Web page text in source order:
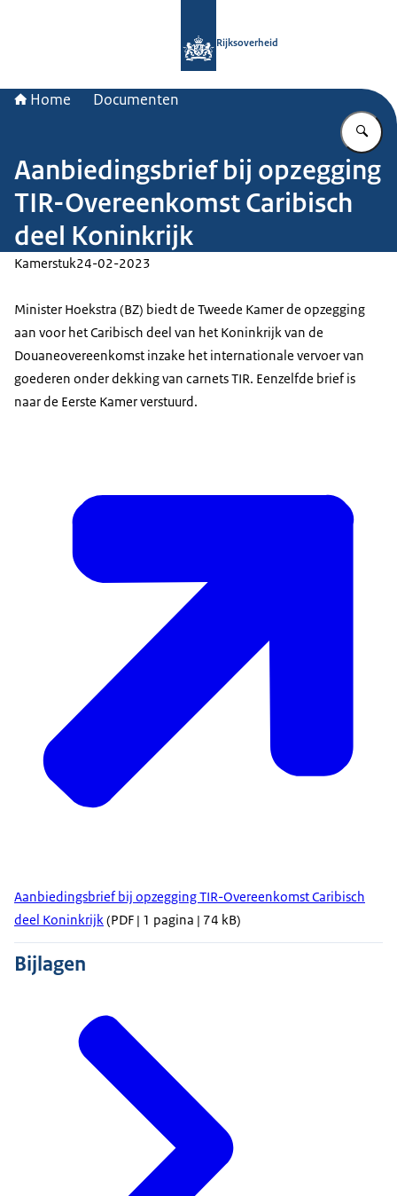
Rijksoverheid
Home Documenten
Aanbiedingsbrief bij opzegging
TIR-Overeenkomst Caribisch
deel Koninkrijk
Kamerstuk24-02-2023
Minister Hoekstra (BZ) biedt de Tweede Kamer de opzegging
aan voor het Caribisch deel van het Koninkrijk van de
Douaneovereenkomst inzake het internationale vervoer van
goederen onder dekking van carnets TIR. Eenzelfde brief is
naar de Eerste Kamer verstuurd.
Aanbiedingsbrief bij opzegging TIR-Overeenkomst Caribisch
deel Koninkrijk(PDF | 1 pagina | 74 kB)
Bijlagen